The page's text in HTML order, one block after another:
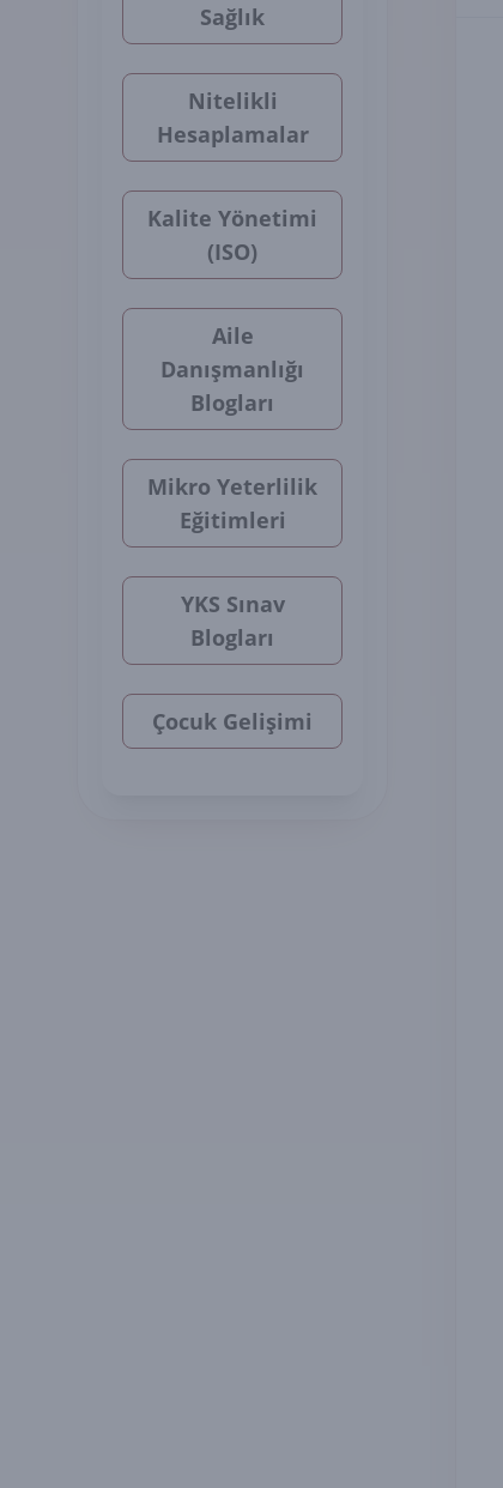
Sağlık
Nitelikli
Hesaplamalar
Kalite Yönetimi
(ISO)
Aile
Danışmanlığı
Blogları
Mikro Yeterlilik
Eğitimleri
YKS Sınav
Blogları
Çocuk Gelişimi